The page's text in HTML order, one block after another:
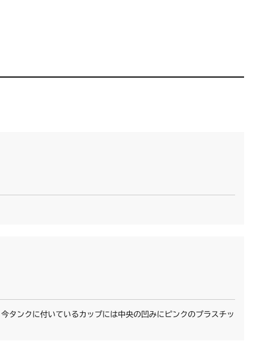
タンクに付いているカップには中央の凹みにピンクのプラスチッ